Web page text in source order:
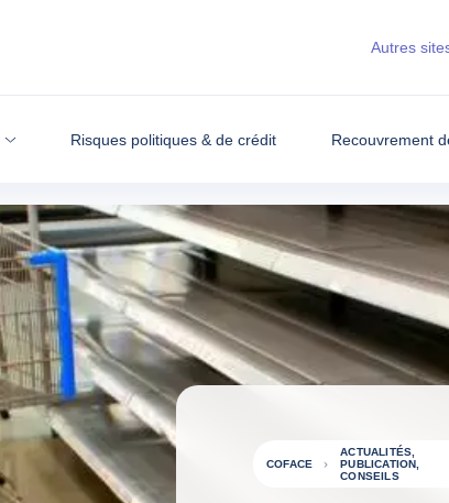
Risques politiques & de crédit Recouvrement
Autres
COFACE
ACTUALITÉS,
PUBLICATION,
CONSEILS